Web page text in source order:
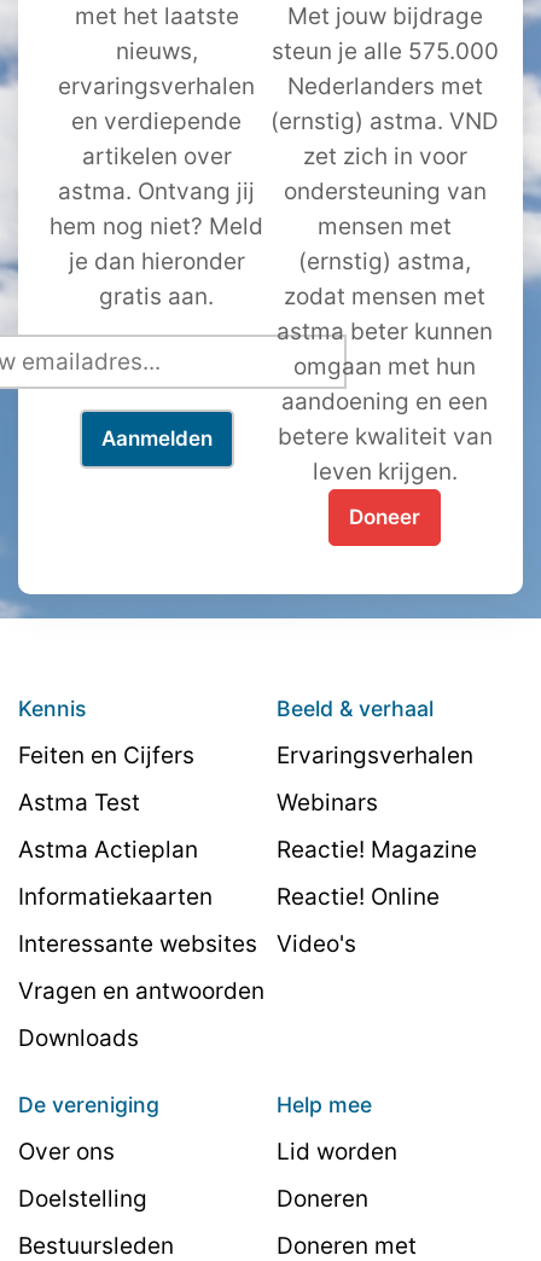
met het laatste
nieuws,
ervaringsverhalen
en verdiepende
artikelen over
astma. Ontvang jij
hem nog niet? Meld
je dan hieronder
gratis aan.
Met jouw bijdrage
steun je alle 575.000
Nederlanders met
(ernstig) astma. VND
zet zich in voor
ondersteuning van
mensen met
(ernstig) astma,
zodat mensen met
astma beter kunnen
omgaan met hun
aandoening en een
betere kwaliteit van
leven krijgen.
Doneer
Kennis
Feiten en Cijfers
Astma Test
Astma Actieplan
Informatiekaarten
Interessante websites
Vragen en antwoorden
Downloads
Beeld & verhaal
Ervaringsverhalen
Webinars
Reactie! Magazine
Reactie! Online
Video's
De vereniging
Over ons
Doelstelling
Bestuursleden
Help mee
Lid worden
Doneren
Doneren met